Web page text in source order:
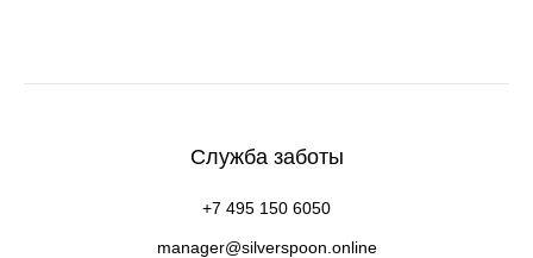
Служба заботы
+7 495 150 6050
manager@silverspoon.online